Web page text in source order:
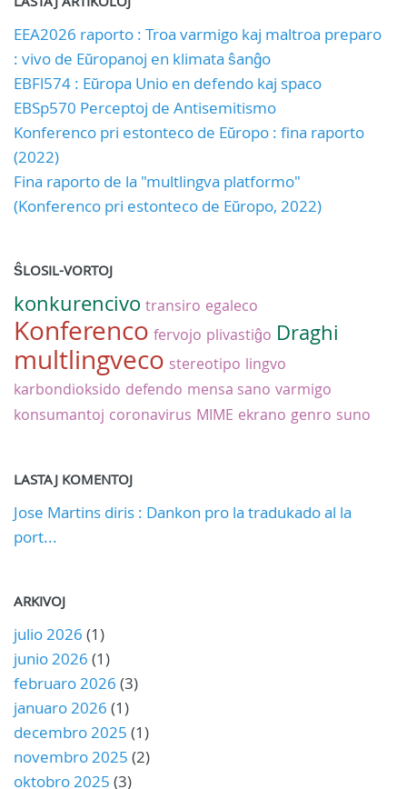
EEA2026 raporto : Troa varmigo kaj maltroa preparo
: vivo de Eŭropanoj en klimata ŝanĝo
EBFl574 : Eŭropa Unio en defendo kaj spaco
EBSp570 Perceptoj de Antisemitismo
Konferenco pri estonteco de Eŭropo : fina raporto
(2022)
Fina raporto de la "multlingva platformo"
(Konferenco pri estonteco de Eŭropo, 2022)
ŜLOSIL-VORTOJ
konkurencivo transiro egaleco
Konferenco fervojo plivastiĝo Draghi
multlingveco stereotipo lingvo
karbondioksido defendo mensa sano varmigo
konsumantoj coronavirus MIME ekrano genro suno
LASTAJ KOMENTOJ
Jose Martins diris : Dankon pro la tradukado al la
port...
ARKIVOJ
julio 2026 (1)
junio 2026 (1)
februaro 2026 (3)
januaro 2026 (1)
decembro 2025 (1)
novembro 2025 (2)
oktobro 2025 (3)